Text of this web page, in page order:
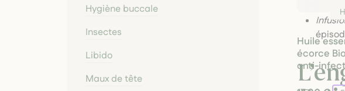
Huile
écorce
anti-
Hygiène buccale
Insectes
Libido
Maux de tête